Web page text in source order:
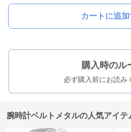
カートに追加
購入時のル
必ず購入前にお読み
腕時計ベルトメタルの人気アイテ